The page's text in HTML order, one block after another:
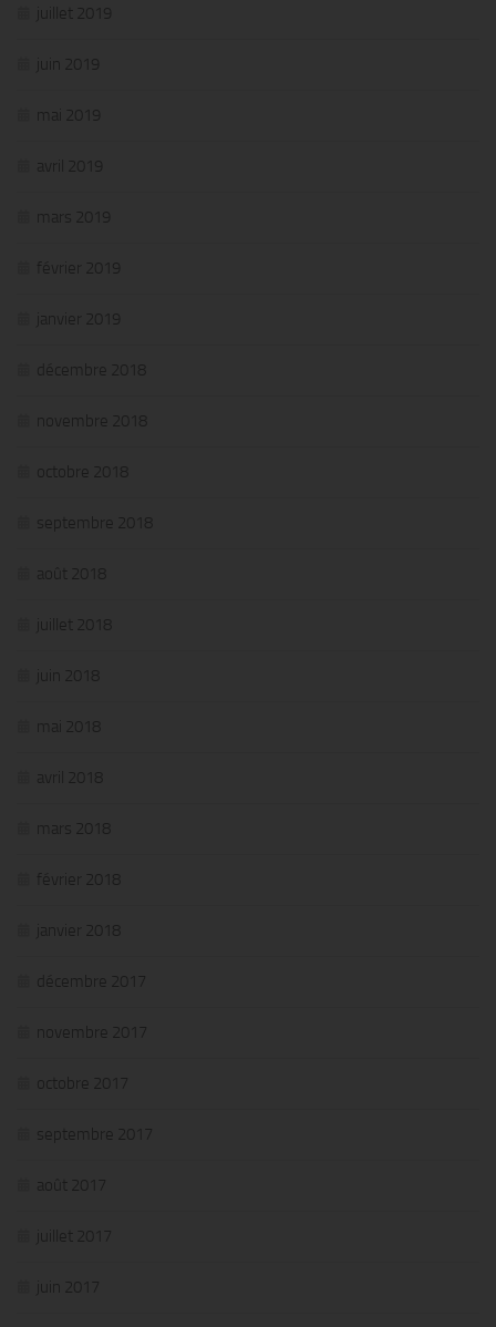
juillet 2019
juin 2019
mai 2019
avril 2019
mars 2019
février 2019
janvier 2019
décembre 2018
novembre 2018
octobre 2018
septembre 2018
août 2018
juillet 2018
juin 2018
mai 2018
avril 2018
mars 2018
février 2018
janvier 2018
décembre 2017
novembre 2017
octobre 2017
septembre 2017
août 2017
juillet 2017
juin 2017